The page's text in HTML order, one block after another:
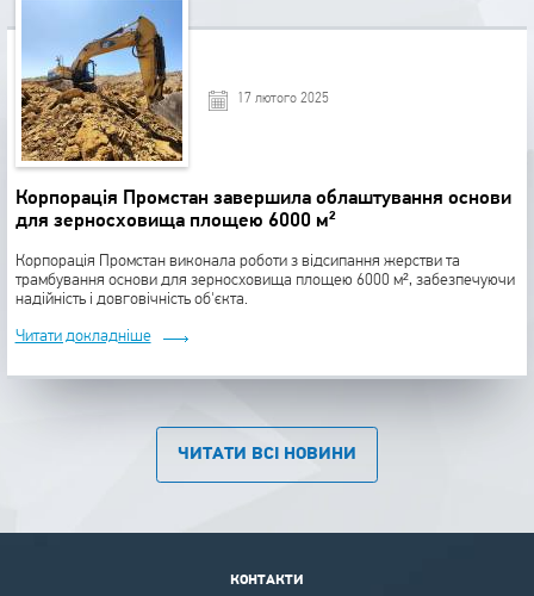
17 лютого 2025
Корпорація Промстан завершила облаштування основи
для зерносховища площею 6000 м²
Корпорація Промстан виконала роботи з відсипання жерстви та
трамбування основи для зерносховища площею 6000 м², забезпечуючи
надійність і довговічність об'єкта.
Читати докладніше
ЧИТАТИ ВСІ НОВИНИ
КОНТАКТИ